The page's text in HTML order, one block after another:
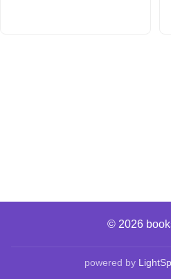
© 2026
powered by